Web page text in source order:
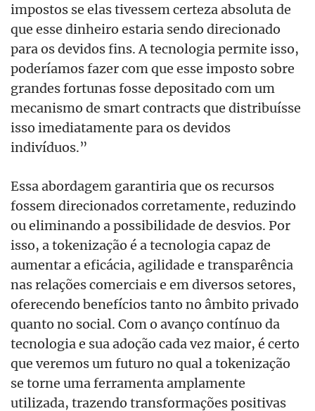
impostos se elas tivessem certeza absoluta de
que esse dinheiro estaria sendo direcionado
para os devidos fins. A tecnologia permite isso,
poderíamos fazer com que esse imposto sobre
grandes fortunas fosse depositado com um
mecanismo de smart contracts que distribuísse
isso imediatamente para os devidos
indivíduos.”
Essa abordagem garantiria que os recursos
fossem direcionados corretamente, reduzindo
ou eliminando a possibilidade de desvios. Por
isso, a tokenização é a tecnologia capaz de
aumentar a eficácia, agilidade e transparência
nas relações comerciais e em diversos setores,
oferecendo benefícios tanto no âmbito privado
quanto no social. Com o avanço contínuo da
tecnologia e sua adoção cada vez maior, é certo
que veremos um futuro no qual a tokenização
se torne uma ferramenta amplamente
utilizada, trazendo transformações positivas